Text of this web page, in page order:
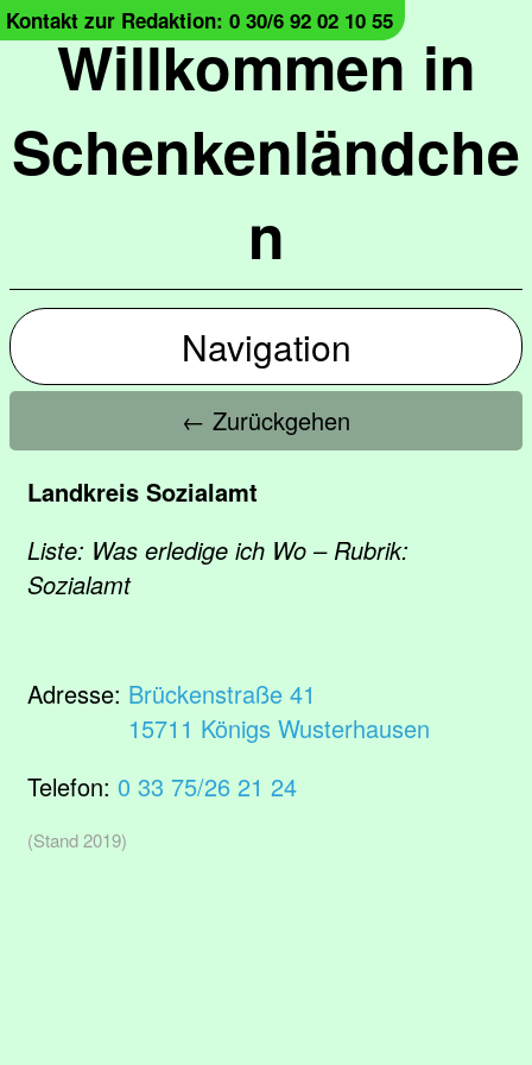
Willkommen in
Schenkenländche
n
Kontakt zur Redaktion: 0 30/6 92 02 10 55
Navigation
← Zurückgehen
Landkreis Sozialamt
Liste: Was erledige ich Wo – Rubrik:
Sozialamt
Adresse: Brückenstraße 41
15711 Königs Wusterhausen
Telefon: 0 33 75/26 21 24
(Stand 2019)